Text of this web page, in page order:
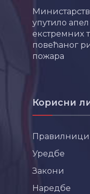
упутило
екстремних
повећаног
пожара
Корисни
Правилници
Уредбе
Закони
Наредбе